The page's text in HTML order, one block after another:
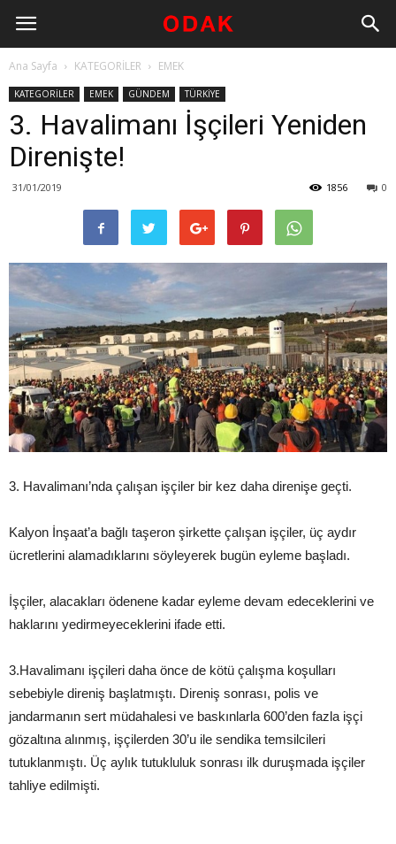
Ana Sayfa KATEGORİLER EMEK
KATEGORİLER EMEK GÜNDEM TÜRKİYE
3. Havalimanı İşçileri Yeniden
Direnişte!
31/01/2019 0
1856
3. Havalimanı’nda çalışan işçiler bir kez daha direnişe geçti.
Kalyon İnşaat’a bağlı taşeron şirkette çalışan işçiler, üç aydır
ücretlerini alamadıklarını söyleyerek bugün eyleme başladı.
İşçiler, alacakları ödenene kadar eyleme devam edeceklerini ve
haklarını yedirmeyeceklerini ifade etti.
3.Havalimanı işçileri daha önce de kötü çalışma koşulları
sebebiyle direniş başlatmıştı. Direniş sonrası, polis ve
jandarmanın sert müdahalesi ve baskınlarla 600’den fazla işçi
gözaltına alınmış, işçilerden 30’u ile sendika temsilcileri
tutuklanmıştı. Üç aylık tutukluluk sonrası ilk duruşmada işçiler
tahliye edilmişti.